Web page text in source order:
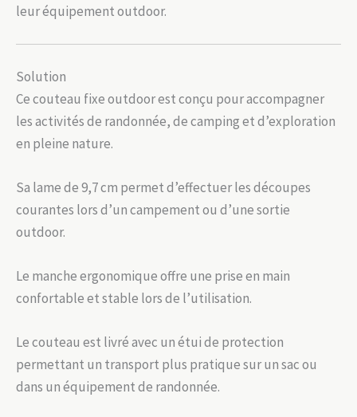
leur équipement outdoor.
Solution
Ce couteau fixe outdoor est conçu pour accompagner
les activités de randonnée, de camping et d’exploration
en pleine nature.
Sa lame de 9,7 cm permet d’effectuer les découpes
courantes lors d’un campement ou d’une sortie
outdoor.
Le manche ergonomique offre une prise en main
confortable et stable lors de l’utilisation.
Le couteau est livré avec un étui de protection
permettant un transport plus pratique sur un sac ou
dans un équipement de randonnée.